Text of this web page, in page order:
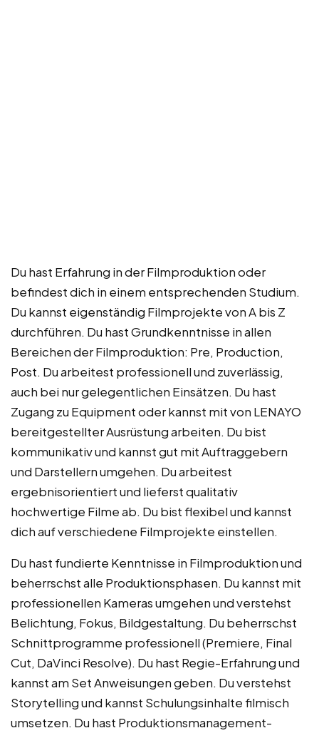
Du hast Erfahrung in der Filmproduktion oder
befindest dich in einem entsprechenden Studium.
Du kannst eigenständig Filmprojekte von A bis Z
durchführen. Du hast Grundkenntnisse in allen
Bereichen der Filmproduktion: Pre, Production,
Post. Du arbeitest professionell und zuverlässig,
auch bei nur gelegentlichen Einsätzen. Du hast
Zugang zu Equipment oder kannst mit von LENAYO
bereitgestellter Ausrüstung arbeiten. Du bist
kommunikativ und kannst gut mit Auftraggebern
und Darstellern umgehen. Du arbeitest
ergebnisorientiert und lieferst qualitativ
hochwertige Filme ab. Du bist flexibel und kannst
dich auf verschiedene Filmprojekte einstellen.
Du hast fundierte Kenntnisse in Filmproduktion und
beherrschst alle Produktionsphasen. Du kannst mit
professionellen Kameras umgehen und verstehst
Belichtung, Fokus, Bildgestaltung. Du beherrschst
Schnittprogramme professionell (Premiere, Final
Cut, DaVinci Resolve). Du hast Regie-Erfahrung und
kannst am Set Anweisungen geben. Du verstehst
Storytelling und kannst Schulungsinhalte filmisch
umsetzen. Du hast Produktionsmanagement-